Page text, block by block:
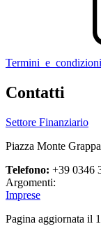
Contatti
Settore Finanziario
Piazza Monte
Telefono: +39 0346
Argomenti:
Imprese
Pagina aggiornata il